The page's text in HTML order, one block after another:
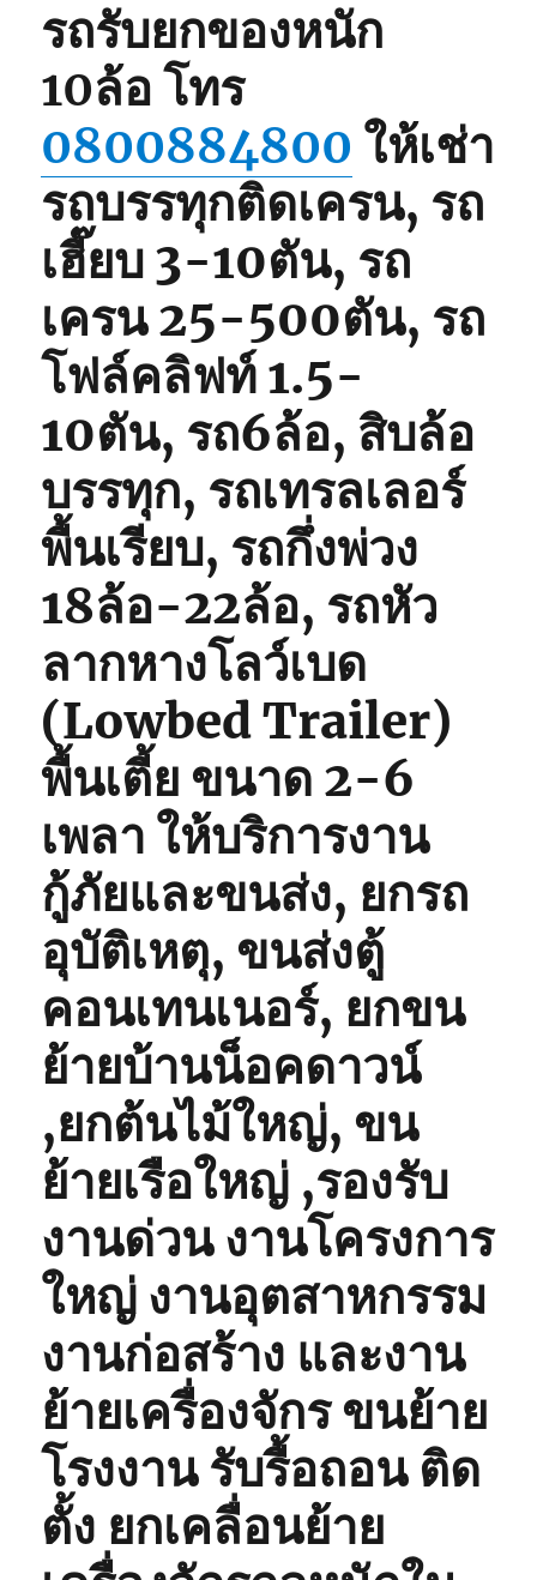
รถรับยกของหนัก
10ล้อ โทร
0800884800 ให้เช่า
รถบรรทุกติดเครน, รถ
เฮี๊ยบ 3-10ตัน, รถ
เครน 25-500ตัน, รถ
โฟล์คลิฟท์ 1.5-
10ตัน, รถ6ล้อ, สิบล้อ
บรรทุก, รถเทรลเลอร์
พื้นเรียบ, รถกึ่งพ่วง
18ล้อ-22ล้อ, รถหัว
ลากหางโลว์เบด
(Lowbed Trailer)
พื้นเตี้ย ขนาด 2-6
เพลา ให้บริการงาน
กู้ภัยและขนส่ง, ยกรถ
อุบัติเหตุ, ขนส่งตู้
คอนเทนเนอร์, ยกขน
ย้ายบ้านน็อคดาวน์
,ยกต้นไม้ใหญ่, ขน
ย้ายเรือใหญ่ ,รองรับ
งานด่วน งานโครงการ
ใหญ่ งานอุตสาหกรรม
งานก่อสร้าง และงาน
ย้ายเครื่องจักร ขนย้าย
โรงงาน รับรื้อถอน ติด
ตั้ง ยกเคลื่อนย้าย